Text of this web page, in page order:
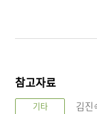
참고자료
기타
김진